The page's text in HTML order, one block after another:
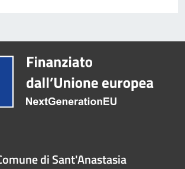
di Sant'Anastasia